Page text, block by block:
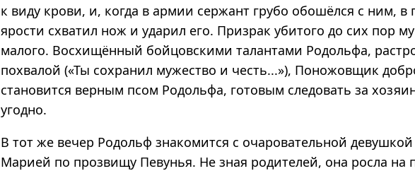
к виду крови, и, когда в армии сержант грубо обошёлся с ним, в
ярости схватил нож и ударил его. Призрак убитого до сих пор
малого. Восхищённый бойцовскими талантами Родольфа,
похвалой («Ты сохранил мужество и честь...»), Поножовщик
становится верным псом Родольфа, готовым следовать за
угодно.
В тот же вечер Родольф знакомится с очаровательной
Марией по прозвищу Певунья. Не зная родителей, она росла на